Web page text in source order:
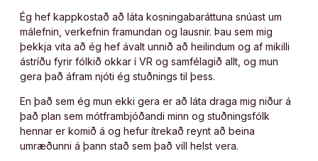
Ég hef kappkostað að láta kosningabaráttuna snúast um
málefnin, verkefnin framundan og lausnir. Þau sem mig
þekkja vita að ég hef ávalt unnið að heilindum og af mikilli
ástríðu fyrir fólkið okkar í VR og samfélagið allt, og mun
gera það áfram njóti ég stuðnings til þess.
En það sem ég mun ekki gera er að láta draga mig niður á
það plan sem mótframbjóðandi minn og stuðningsfólk
hennar er komið á og hefur ítrekað reynt að beina
umræðunni á þann stað sem það vill helst vera.